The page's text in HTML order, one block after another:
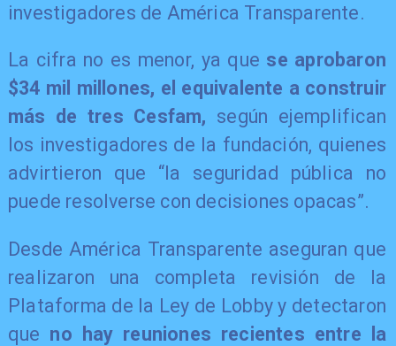
investigadores de América Transparente.
La cifra no es menor, ya que se aprobaron
$34 mil millones, el equivalente a construir
más de tres Cesfam, según ejemplifican
los investigadores de la fundación, quienes
advirtieron que “la seguridad pública no
puede resolverse con decisiones opacas”.
Desde América Transparente aseguran que
realizaron una completa revisión de la
Plataforma de la Ley de Lobby y detectaron
que no hay reuniones recientes entre la